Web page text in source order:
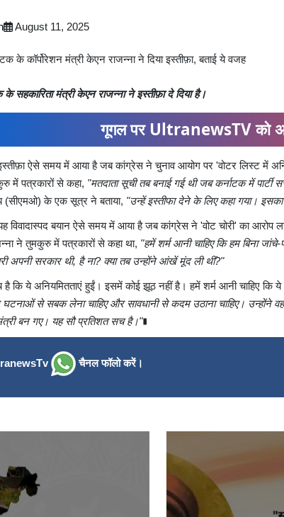
August 11, 2025
के सहकारिता मंत्री केएन राजन्ना ने इस्तीफ़ा दे दिया है।
गूगल पर UltranewsTV को
ऐसे समय में आया है जब कांग्रेस ने चुनाव आयोग पर 'वोटर लिस्ट में
में पत्रकारों से कहा, "मतदाता सूची तब बनाई गई थी जब कर्नाटक में
(सीएमओ) के एक सूत्र ने बताया, "उन्हें इस्तीफा देने के लिए कहा गया।
विवादास्पद बयान ऐसे समय में आया है जब कांग्रेस ने 'वोट चोरी' का आरोप
ने तुमकुरु में पत्रकारों से कहा था, "हमें शर्म आनी चाहिए कि हम बिना
अपनी सरकार थी, है ना? क्या तब उन्होंने आंखें मूंद ली थीं?"
कि ये अनियमितताएं हुईं। इसमें कोई झूठ नहीं है। हमें शर्म आनी चाहिए कि
से सबक लेना चाहिए और सावधानी से कदम उठाना चाहिए। उन्होंने
बन गए। यह सौ प्रतिशत सच है।"∎
चैनल फॉलो करें।